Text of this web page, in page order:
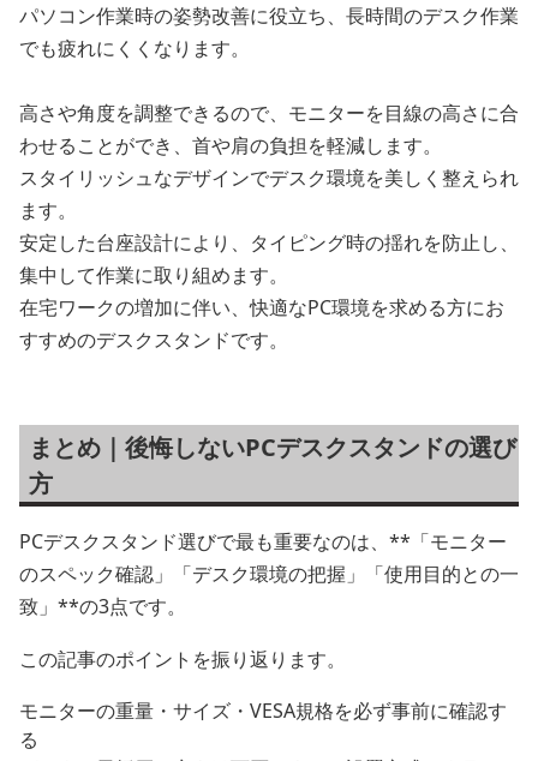
パソコン作業時の姿勢改善に役立ち、長時間のデスク作業
でも疲れにくくなります。
高さや角度を調整できるので、モニターを目線の高さに合
わせることができ、首や肩の負担を軽減します。
スタイリッシュなデザインでデスク環境を美しく整えられ
ます。
安定した台座設計により、タイピング時の揺れを防止し、
集中して作業に取り組めます。
在宅ワークの増加に伴い、快適なPC環境を求める方にお
すすめのデスクスタンドです。
まとめ｜後悔しないPCデスクスタンドの選び
方
PCデスクスタンド選びで最も重要なのは、**「モニター
のスペック確認」「デスク環境の把握」「使用目的との一
致」**の3点です。
この記事のポイントを振り返ります。
モニターの重量・サイズ・VESA規格を必ず事前に確認す
る